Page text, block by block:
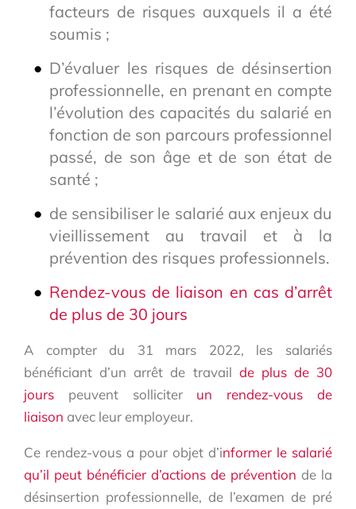
facteurs de risques auxquels il a été
soumis ;
D’évaluer les risques de désinsertion
professionnelle, en prenant en compte
l’évolution des capacités du salarié en
fonction de son parcours professionnel
passé, de son âge et de son état de
santé ;
de sensibiliser le salarié aux enjeux du
vieillissement au travail et à la
prévention des risques professionnels.
Rendez-vous de liaison en cas d’arrêt
de plus de 30 jours
A compter du 31 mars 2022, les salariés
bénéficiant d’un arrêt de travail de plus de 30
jours peuvent solliciter un rendez-vous de
liaison avec leur employeur.
Ce rendez-vous a pour objet d’informer le salarié
qu’il peut bénéficier d’actions de prévention de la
désinsertion professionnelle, de l’examen de pré